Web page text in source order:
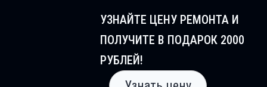
УЗНАЙТЕ ЦЕНУ РЕМОНТА И
ПОЛУЧИТЕ В ПОДАРОК 2000
РУБЛЕЙ!